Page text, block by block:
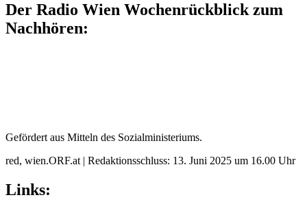
Der Radio Wien Wochenrückblick zum
Nachhören:
Gefördert aus Mitteln des Sozialministeriums.
red, wien.ORF.at | Redaktionsschluss: 13. Juni 2025 um 16.00 Uhr
Links: